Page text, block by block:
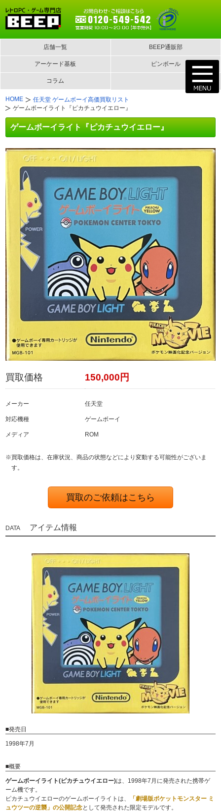
店舗一覧 BEEP通販部
アーケード基板 ピンボール
コラム
HOME
任天堂 ゲームボーイ高価買取リスト
ゲームボーイライト『ピカチュウイエロー』
ゲームボーイライト『ピカチュウイエロー』
買取価格 150,000円
メーカー 任天堂
対応機種 ゲームボーイ
メディア ROM
※買取価格は、在庫状況、商品の状態などにより変動する可能性がございま
す。
買取のご依頼はこちら
アイテム情報
■発売日
1998年7月
■概要
ゲームボーイライト(ピカチュウイエロー)は、1998年7月に発売された携帯ゲ
ーム機です。
ピカチュウイエローのゲームボーイライトは、
「劇場版ポケットモンスター ミ
ュウツーの逆襲」の公開記念として発売された限定モデルです。